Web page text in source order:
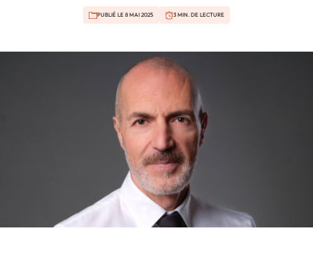
PUBLIÉ LE 8 MAI 2025 3 MIN. DE LECTURE